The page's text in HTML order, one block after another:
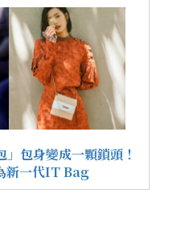
包身變成一顆鎖頭！
新一代IT Bag